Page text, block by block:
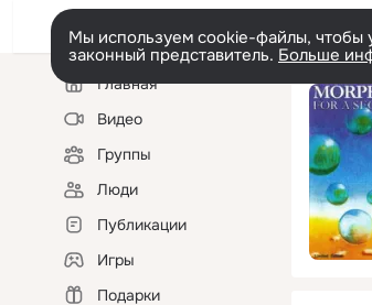
Мы используем cookie-файлы, чтобы
законный представитель. Больше
Левая
колонкаГлавная
Видео
Группы
Люди
Публикации
Игры
Подарки